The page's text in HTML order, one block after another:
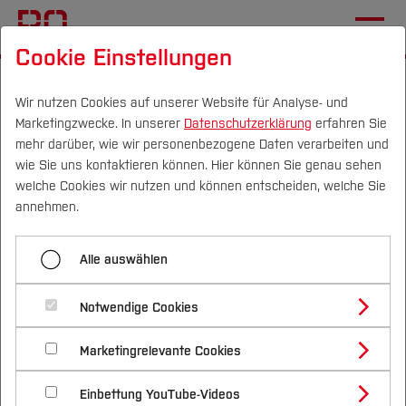
Campus Personen DE|EN Quicklinks
Studium
Studienangebote
Bachelorstudiengänge
Masterstudiengänge
Vor dem Studium
Bewerben & Einschreiben
Bewerbungsportal
Im Studium
Studienbüros und Prüfungen
Nach dem Studium
Forschung & Transfer
Profil
Forschungs- und Transferprofil
Schwerpunkte (FuT)
Beratung & Förderung
Nachhaltigkeit
Nachhaltigkeit studieren
International
News
Ideenwettbewerb: Mach
aus „Irgendwann“ ein
„Jetzt“.
11.05.2026
Prüfe deine Idee. Hol dir Feedback.
Mach den nächsten Schritt. Denn
aus einer Idee kann mehr werden.
Cookie Einstellungen
Wir nutzen Cookies auf unserer Website für Analyse- und
Marketingzwecke. In unserer Datenschutzerklärung erfahren Sie
mehr darüber, wie wir personenbezogene Daten verarbeiten und
wie Sie uns kontaktieren können. Hier können Sie genau sehen
welche Cookies wir nutzen und können entscheiden, welche Sie
annehmen.
Alle auswählen
Notwendige Cookies
Marketingrelevante Cookies
Einbettung YouTube-Videos